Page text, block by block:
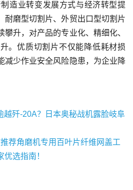
造业转变发展方式与经济转型提
耐磨型切割片、外贸出口型切割片
攀升，对产品的专业化、精细化、
。优质切割片不仅能降低耗材损
减少作业安全风险隐患，为企业降
越歼-20A？日本奥秘战机露脸岐阜
荐角磨机专用百叶片纤维网盖工
选指南！